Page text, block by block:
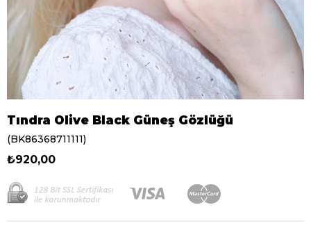
Tındra Olive Black Güneş Gözlüğü
(BK86368711111)
₺920,00